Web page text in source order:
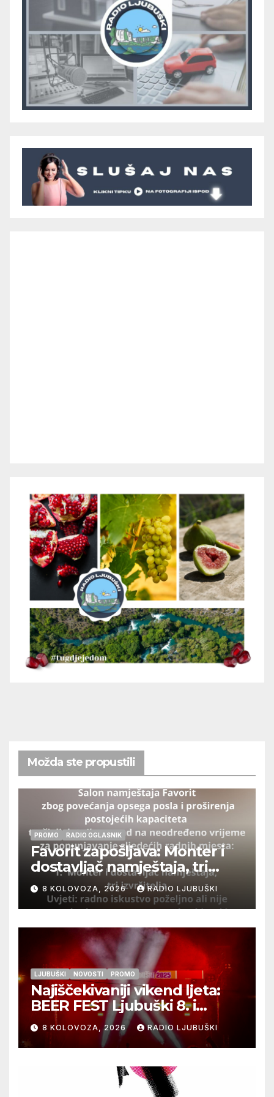
Možda ste propustili
PROMO RADIO OGLASNIK
Favorit zapošljava: Monter i
dostavljač namještaja, tri
izvršitelja
8 KOLOVOZA, 2026 RADIO LJUBUŠKI
LJUBUŠKI NOVOSTI PROMO
Najiščekivaniji vikend ljeta:
BEER FEST Ljubuški 8. i
9.kolovoza
8 KOLOVOZA, 2026 RADIO LJUBUŠKI